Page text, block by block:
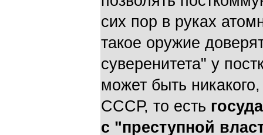
сих пор в руках
такое оружие
суверенитета" у
может быть
СССР, то есть
с "преступной